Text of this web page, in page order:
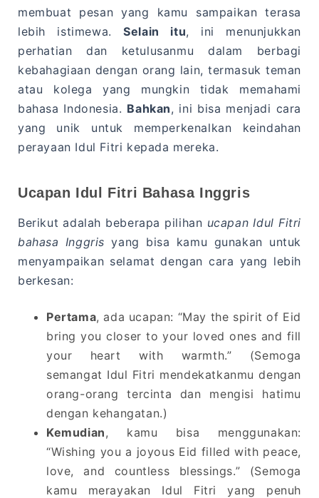
membuat pesan yang kamu sampaikan terasa
lebih istimewa.Selain itu, ini menunjukkan
perhatian dan ketulusanmu dalam berbagi
kebahagiaan dengan orang lain, termasuk teman
atau kolega yang mungkin tidak memahami
bahasa Indonesia. Bahkan, ini bisa menjadi cara
yang unik untuk memperkenalkan keindahan
perayaan Idul Fitri kepada mereka.
Ucapan Idul Fitri Bahasa Inggris
Berikut adalah beberapa pilihan ucapan Idul Fitri
bahasa Inggris yang bisa kamu gunakan untuk
menyampaikan selamat dengan cara yang lebih
berkesan:
Pertama, ada ucapan: “May the spirit of Eid
bring you closer to your loved ones and fill
your heart with warmth.” (Semoga
semangat Idul Fitri mendekatkanmu dengan
orang-orang tercinta dan mengisi hatimu
dengan kehangatan.)
Kemudian, kamu bisa menggunakan:
“Wishing you a joyous Eid filled with peace,
love, and countless blessings.” (Semoga
kamu merayakan Idul Fitri yang penuh